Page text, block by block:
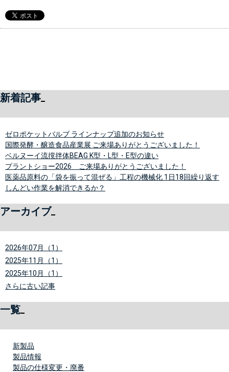
新着記事
ゼロポケットバルブ ラインナップ追加のお知らせ
国際発酵・醸造食品産業展 ご来場ありがとうございました！
ベルヌーイ流撹拌体BEAG K型・L型・E型の違い
プラントショー2026 ご来場ありがとうございました！
医薬品原料の「袋を振って混ぜる」工程の機械化 1日18回繰り返す
しんどい作業を解消できるか？
アーカイブ
2026年07月（1）
2025年11月（1）
2025年10月（1）
さらに古い記事
一覧
新製品
製品情報
製品の仕様変更・廃番